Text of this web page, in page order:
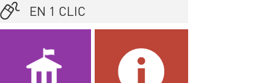
EN 1 CLIC